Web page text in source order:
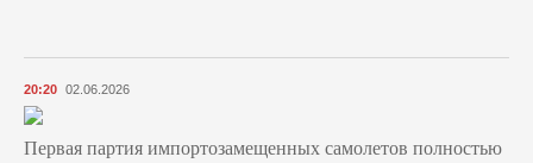
20:20 02.06.2026
Первая партия импортозамещенных самолетов полностью